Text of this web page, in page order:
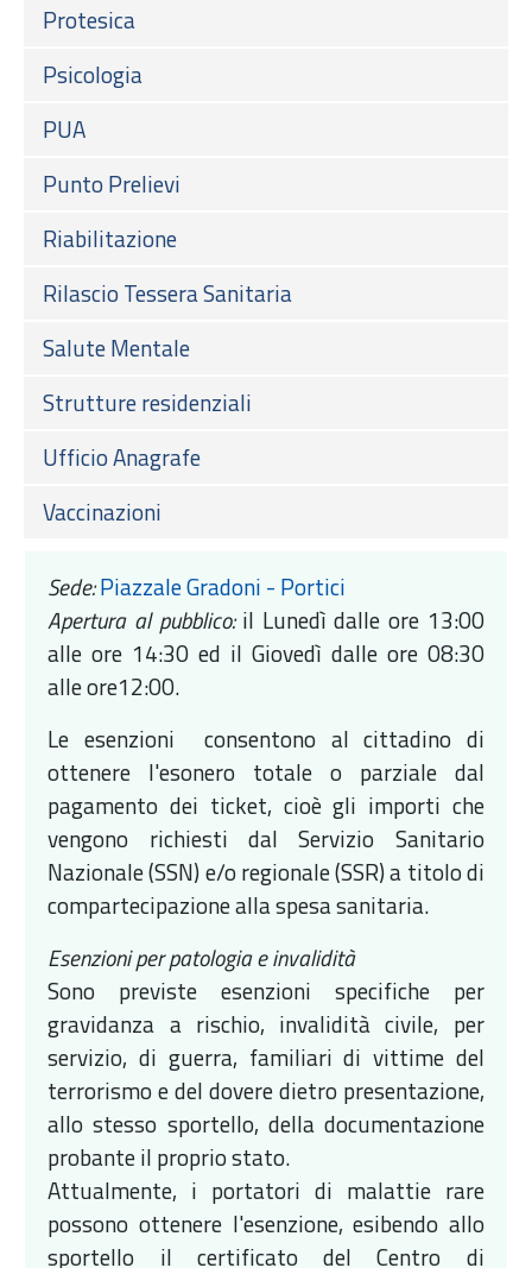
Protesica
Psicologia
PUA
Punto Prelievi
Riabilitazione
Rilascio Tessera Sanitaria
Salute Mentale
Strutture residenziali
Ufficio Anagrafe
Vaccinazioni
Sede:Piazzale Gradoni - Portici
Apertura al pubblico: il Lunedì dalle ore 13:00
alle ore 14:30 ed il Giovedì dalle ore 08:30
alle ore12:00.
Le esenzioni consentono al cittadino di
ottenere l'esonero totale o parziale dal
pagamento dei ticket, cioè gli importi che
vengono richiesti dal Servizio Sanitario
Nazionale (SSN) e/o regionale (SSR) a titolo di
compartecipazione alla spesa sanitaria.
Esenzioni per patologia e invalidità
Sono previste esenzioni specifiche per
gravidanza a rischio, invalidità civile, per
servizio, di guerra, familiari di vittime del
terrorismo e del dovere dietro presentazione,
allo stesso sportello, della documentazione
probante il proprio stato.
Attualmente, i portatori di malattie rare
possono ottenere l'esenzione, esibendo allo
sportello il certificato del Centro di